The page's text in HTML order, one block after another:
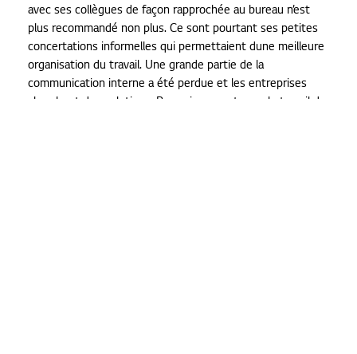
avec ses collègues de façon rapprochée au bureau n’est
plus recommandé non plus. Ce sont pourtant ses petites
concertations informelles qui permettaient dune meilleure
organisation du travail. Une grande partie de la
communication interne a été perdue et les entreprises
cherchent des solutions. Pas uniquement pour le travail de